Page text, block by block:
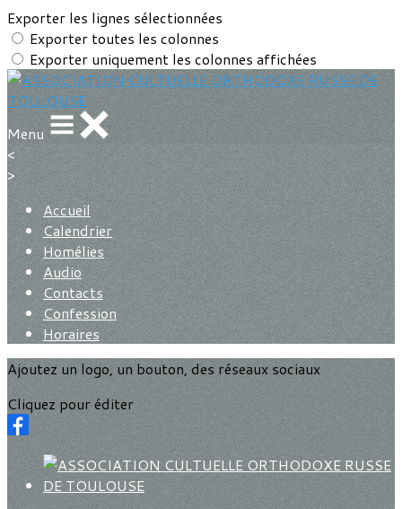
Exporter les lignes sélectionnées
Exporter toutes les colonnes
Exporter uniquement les colonnes affichées
Menu
<
>
Accueil
Calendrier
Homélies
Audio
Contacts
Confession
Horaires
Ajoutez un logo, un bouton, des réseaux sociaux
Cliquez pour éditer